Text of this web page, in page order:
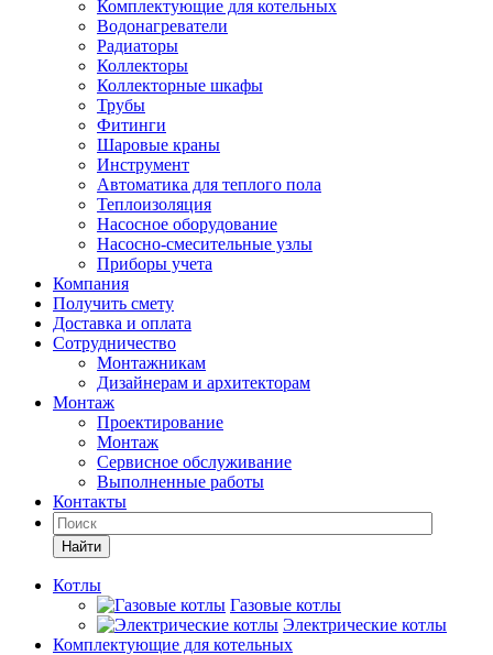
Комплектующие для котельных
Водонагреватели
Радиаторы
Коллекторы
Коллекторные шкафы
Трубы
Фитинги
Шаровые краны
Инструмент
Автоматика для теплого пола
Теплоизоляция
Насосное оборудование
Насосно-смесительные узлы
Приборы учета
Компания
Получить смету
Доставка и оплата
Сотрудничество
Монтажникам
Дизайнерам и архитекторам
Монтаж
Проектирование
Монтаж
Сервисное обслуживание
Выполненные работы
Контакты
Найти
Котлы
Газовые котлы
Электрические котлы
Комплектующие для котельных